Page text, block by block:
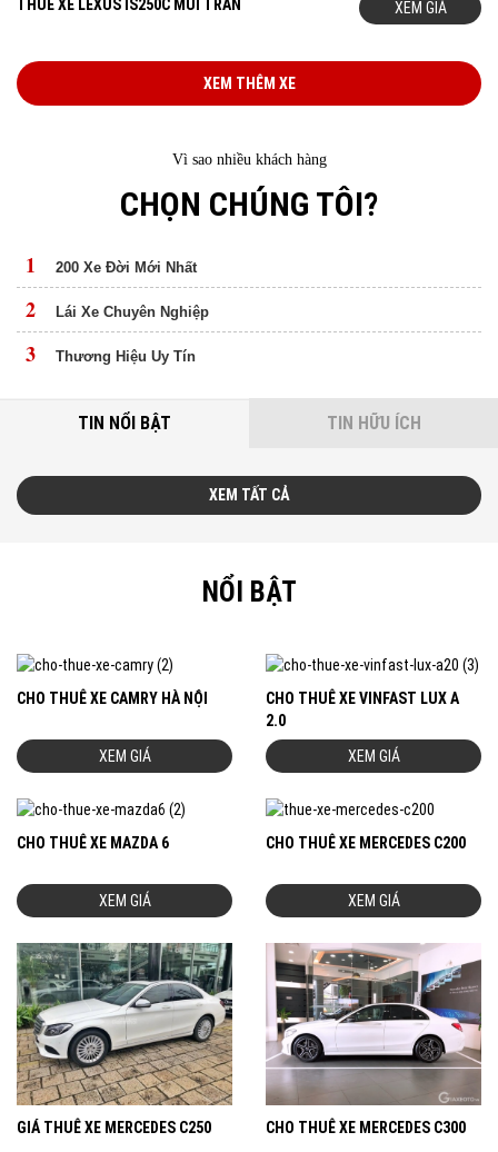
THUÊ XE LEXUS IS250C MUI TRẦN XEM GIÁ
XEM THÊM XE
Vì sao nhiều khách hàng
CHỌN CHÚNG TÔI?
1 200 Xe Đời Mới Nhất
2 Lái Xe Chuyên Nghiệp
3 Thương Hiệu Uy Tín
TIN NỔI BẬT TIN HỮU ÍCH
XEM TẤT CẢ
NỔI BẬT
CHO THUÊ XE CAMRY HÀ NỘI
XEM GIÁ
CHO THUÊ XE VINFAST LUX A
2.0
XEM GIÁ
CHO THUÊ XE MAZDA 6
XEM GIÁ
CHO THUÊ XE MERCEDES C200
XEM GIÁ
GIÁ THUÊ XE MERCEDES C250 CHO THUÊ XE MERCEDES C300